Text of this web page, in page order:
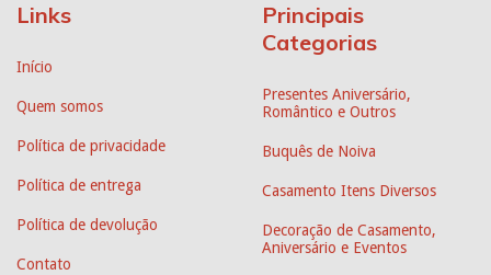
Links
Início
Quem somos
Política de privacidade
Política de entrega
Política de devolução
Contato
Principais
Categorias
Presentes Aniversário,
Romântico e Outros
Buquês de Noiva
Casamento Itens Diversos
Decoração de Casamento,
Aniversário e Eventos